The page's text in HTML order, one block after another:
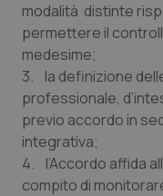
Molise
Piemonte
Provincia
Provincia
Epatiti
HIV
Infezioni &
Ipertensione
modalità distinte
permettere il
medesime;
3. la definizione
professionale,
previo accordo in
integrativa;
4. l’Accordo affida
compito di